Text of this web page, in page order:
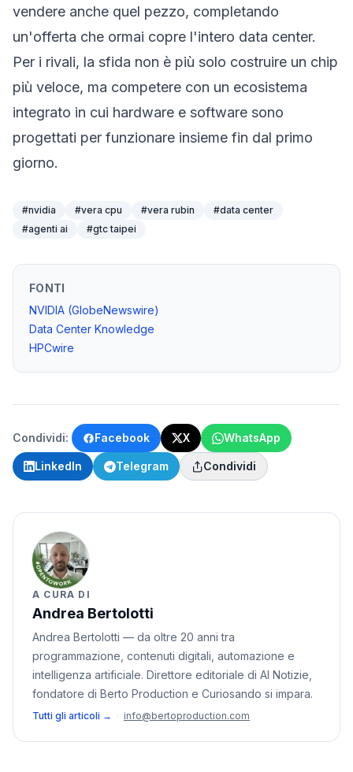
vendere anche quel pezzo, completando
un'offerta che ormai copre l'intero data center.
Per i rivali, la sfida non è più solo costruire un chip
più veloce, ma competere con un ecosistema
integrato in cui hardware e software sono
progettati per funzionare insieme fin dal primo
giorno.
#nvidia #vera cpu #vera rubin #data center
#agenti ai #gtc taipei
FONTI
NVIDIA (GlobeNewswire)
Data Center Knowledge
HPCwire
Condividi: Facebook X WhatsApp
LinkedIn Telegram Condividi
A CURA DI
Andrea Bertolotti
Andrea Bertolotti — da oltre 20 anni tra
programmazione, contenuti digitali, automazione e
intelligenza artificiale. Direttore editoriale di AI Notizie,
fondatore di Berto Production e Curiosando si impara.
Tutti gli articoli → · info@bertoproduction.com